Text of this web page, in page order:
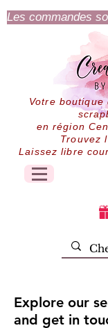
Les commandes
Votre
en région
Trouvez
Laissez libre
Explore our
and get in